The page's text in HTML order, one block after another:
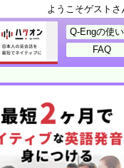
ようこそゲストさ
Q-Engの使
FAQ